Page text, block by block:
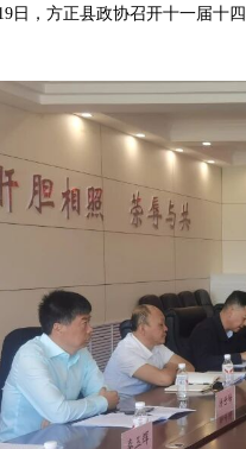
，方正县政协召开十一届十四